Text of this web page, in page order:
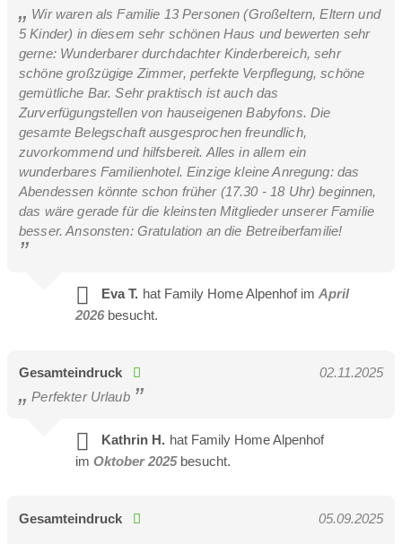
Wir waren als Familie 13 Personen (Großeltern, Eltern und
5 Kinder) in diesem sehr schönen Haus und bewerten sehr
gerne: Wunderbarer durchdachter Kinderbereich, sehr
schöne großzügige Zimmer, perfekte Verpflegung, schöne
gemütliche Bar. Sehr praktisch ist auch das
Zurverfügungstellen von hauseigenen Babyfons. Die
gesamte Belegschaft ausgesprochen freundlich,
zuvorkommend und hilfsbereit. Alles in allem ein
wunderbares Familienhotel. Einzige kleine Anregung: das
Abendessen könnte schon früher (17.30 - 18 Uhr) beginnen,
das wäre gerade für die kleinsten Mitglieder unserer Familie
besser. Ansonsten: Gratulation an die Betreiberfamilie!
Eva T. hat Family Home Alpenhof im April
2026 besucht.
Gesamteindruck
02.11.2025
Perfekter Urlaub
Kathrin H. hat Family Home Alpenhof
im Oktober 2025 besucht.
Gesamteindruck 05.09.2025